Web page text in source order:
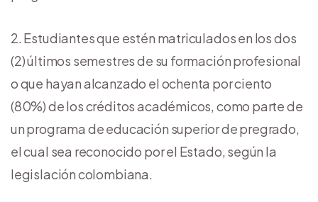
Estudiantes que estén matriculados en los dos
(2) últimos semestres de su formación profesional
o que hayan alcanzado el ochenta por ciento
(80%) de los créditos académicos, como parte de
un programa de educación superior de pregrado,
el cual sea reconocido por el Estado, según la
legislación colombiana.